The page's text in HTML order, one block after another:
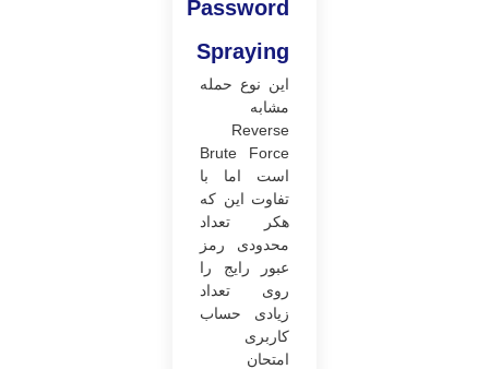
Password
Spraying
این نوع حمله
مشابه
Reverse
Brute Force
است اما با
تفاوت این که
هکر تعداد
محدودی رمز
عبور رایج را
روی تعداد
زیادی حساب
کاربری
امتحان